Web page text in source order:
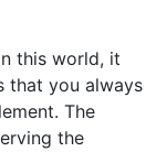
this world, it
that you always
The
the